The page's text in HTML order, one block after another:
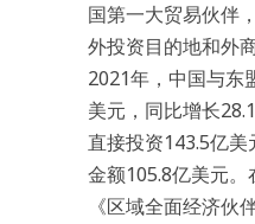
国第一大贸易伙伴
外投资目的地和外
2021年，中国与东
美元，同比增长
直接投资143.5亿
金额105.8亿美元。
《区域全面经济伙